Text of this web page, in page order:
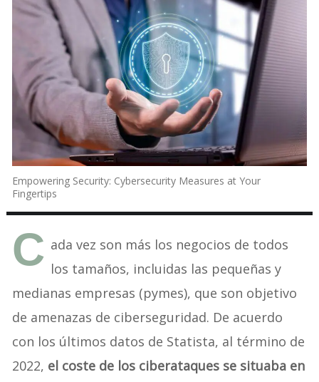
Empowering Security: Cybersecurity Measures at Your
Fingertips
C ada vez son más los negocios de todos
los tamaños, incluidas las pequeñas y
medianas empresas (pymes), que son objetivo
de amenazas de ciberseguridad. De acuerdo
con los últimos datos de Statista, al término de
2022, el coste de los ciberataques se situaba en